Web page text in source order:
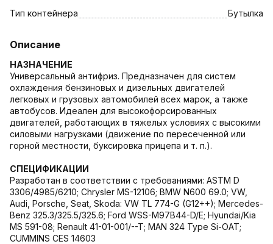
Тип контейнера Бутылка
Описание
НАЗНАЧЕНИЕ
Универсальный антифриз. Предназначен для систем
охлаждения бензиновых и дизельных двигателей
легковых и грузовых автомобилей всех марок, а также
автобусов. Идеален для высокофорсированных
двигателей, работающих в тяжелых условиях с высокими
силовыми нагрузками (движение по пересеченной или
горной местности, буксировка прицепа и т. п.).
СПЕЦИФИКАЦИИ
Разработан в соответствии с требованиями: ASTM D
3306/4985/6210; Chrysler MS-12106; BMW N600 69.0; VW,
Audi, Porsche, Seat, Skoda: VW TL 774-G (G12++); Mercedes-
Benz 325.3/325.5/325.6; Ford WSS-M97B44-D/E; Hyundai/Kia
MS 591-08; Renault 41-01-001/--T; MAN 324 Type Si-OAT;
CUMMINS CES 14603